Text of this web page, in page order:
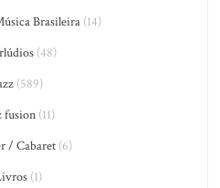
Brasileira(14)
(48)
(589)
fusion(11)
/ Cabaret (6)
(1)